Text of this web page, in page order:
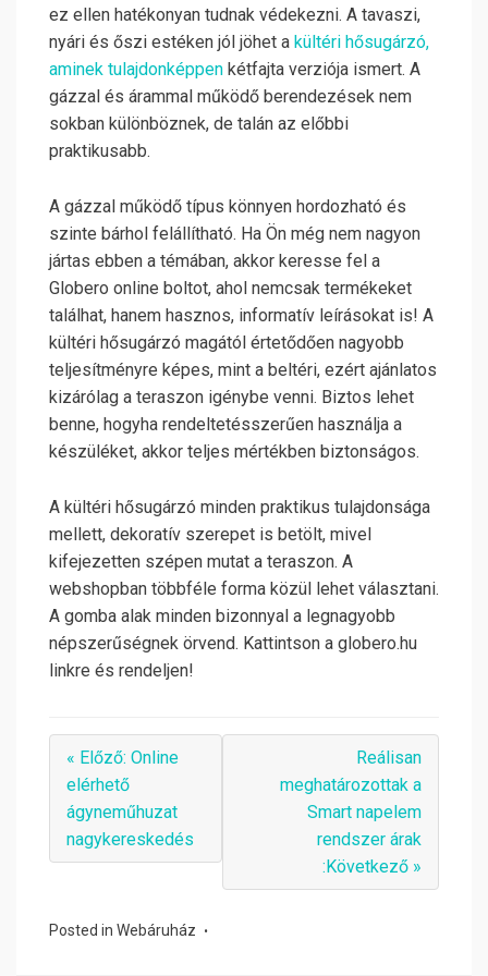
ez ellen hatékonyan tudnak védekezni. A tavaszi,
nyári és őszi estéken jól jöhet a kültéri hősugárzó,
aminek tulajdonképpen kétfajta verziója ismert. A
gázzal és árammal működő berendezések nem
sokban különböznek, de talán az előbbi
praktikusabb.
A gázzal működő típus könnyen hordozható és
szinte bárhol felállítható. Ha Ön még nem nagyon
jártas ebben a témában, akkor keresse fel a
Globero online boltot, ahol nemcsak termékeket
találhat, hanem hasznos, informatív leírásokat is! A
kültéri hősugárzó magától értetődően nagyobb
teljesítményre képes, mint a beltéri, ezért ajánlatos
kizárólag a teraszon igénybe venni. Biztos lehet
benne, hogyha rendeltetésszerűen használja a
készüléket, akkor teljes mértékben biztonságos.
A kültéri hősugárzó minden praktikus tulajdonsága
mellett, dekoratív szerepet is betölt, mivel
kifejezetten szépen mutat a teraszon. A
webshopban többféle forma közül lehet választani.
A gomba alak minden bizonnyal a legnagyobb
népszerűségnek örvend. Kattintson a globero.hu
linkre és rendeljen!
« Előző: Online
elérhető
ágyneműhuzat
nagykereskedés
Reálisan
meghatározottak a
Smart napelem
rendszer árak
:Következő »
Posted in Webáruház